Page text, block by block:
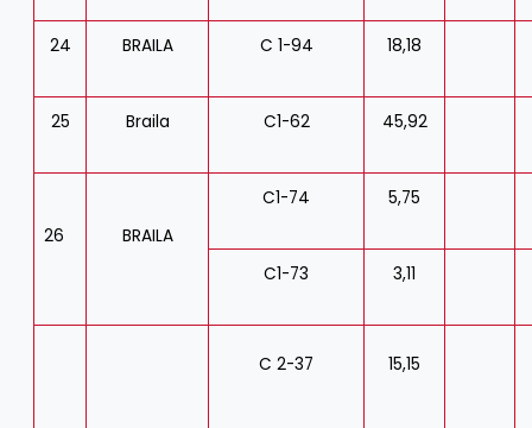
24 BRAILA C 1-94 18,18
25 Braila C1-62 45,92
26 BRAILA
C1-74 5,75
C1-73 3,11
C 2-37 15,15